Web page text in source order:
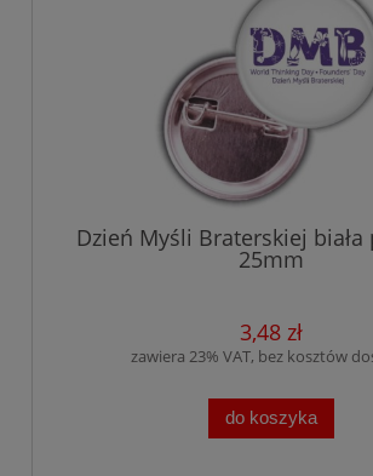
Dzień Myśli Braterskiej biała
25mm
3,48 zł
zawiera 23% VAT, bez kosztów
do koszyka